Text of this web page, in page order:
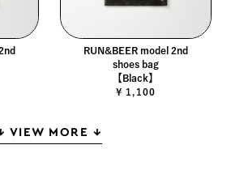
RUN&BEER model 2nd
shoes bag
【Black】
¥ 1,100
VIEW MORE ↓